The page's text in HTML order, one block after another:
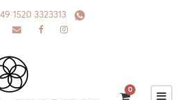
1520 3323313
0